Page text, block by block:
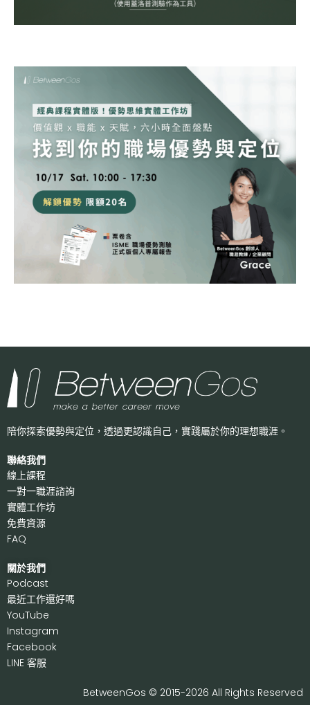
陪你探索優勢與定位，透過更認識自己， 實踐屬於你的理想職涯。
聯絡我們
線上課程
一對一職涯諮詢
實體工作坊
免費資源
FAQ
關於我們
Podcast
最近工作還好嗎
YouTube
Instagram
Facebook
LINE 客服
BetweenGos © 2015-2026 All Rights Reserved